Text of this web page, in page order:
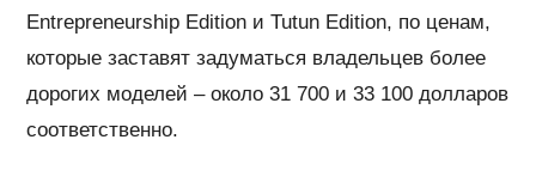
Entrepreneurship Edition и Tutun Edition, по ценам,
которые заставят задуматься владельцев более
дорогих моделей – около 31 700 и 33 100 долларов
соответственно.